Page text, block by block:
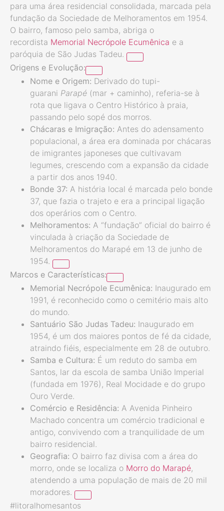
para uma área residencial consolidada, marcada pela
fundação da Sociedade de Melhoramentos em 1954.
O bairro, famoso pelo samba, abriga o
recordista Memorial Necrópole Ecumênica e a
paróquia de São Judas Tadeu.
Origens e Evolução:
Nome e Origem: Derivado do tupi-
guarani Parapé (mar + caminho), referia-se à
rota que ligava o Centro Histórico à praia,
passando pelo sopé dos morros.
Chácaras e Imigração: Antes do adensamento
populacional, a área era dominada por chácaras
de imigrantes japoneses que cultivavam
legumes, crescendo com a expansão da cidade
a partir dos anos 1940.
Bonde 37: A história local é marcada pelo bonde
37, que fazia o trajeto e era a principal ligação
dos operários com o Centro.
Melhoramentos: A “fundação” oficial do bairro é
vinculada à criação da Sociedade de
Melhoramentos do Marapé em 13 de junho de
1954.
Marcos e Características:
Memorial Necrópole Ecumênica: Inaugurado em
1991, é reconhecido como o cemitério mais alto
do mundo.
Santuário São Judas Tadeu: Inaugurado em
1954, é um dos maiores pontos de fé da cidade,
atraindo fiéis, especialmente em 28 de outubro.
Samba e Cultura: É um reduto do samba em
Santos, lar da escola de samba União Imperial
(fundada em 1976), Real Mocidade e do grupo
Ouro Verde.
Comércio e Residência: A Avenida Pinheiro
Machado concentra um comércio tradicional e
antigo, convivendo com a tranquilidade de um
bairro residencial.
Geografia: O bairro faz divisa com a área do
morro, onde se localiza o Morro do Marapé,
atendendo a uma população de mais de 20 mil
moradores.
#litoralhomesantos